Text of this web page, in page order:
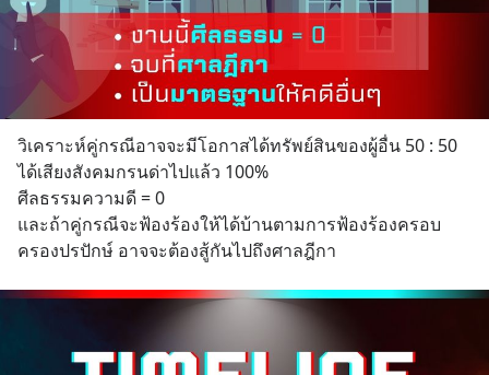
วิเคราะห์คู่กรณีอาจจะมีโอกาสได้ทรัพย์สินของผู้อื่น 50 : 50
ได้เสียงสังคมกรนด่าไปแล้ว 100%
ศีลธรรมความดี = 0
และถ้าคู่กรณีจะฟ้องร้องให้ได้บ้านตามการฟ้องร้องครอบ
ครองปรปักษ์ อาจจะต้องสู้กันไปถึงศาลฎีกา